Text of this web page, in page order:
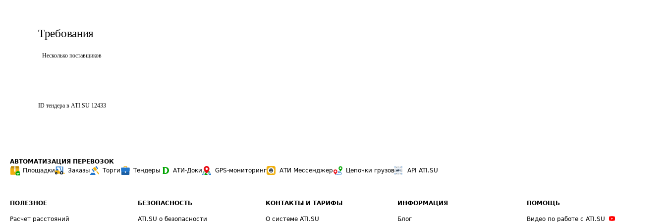
Требования
Несколько поставщиков
ID тендера в ATI.SU 12433
АВТОМАТИЗАЦИЯ ПЕРЕВОЗОК
Площадки
Заказы Торги Тендеры АТИ-Доки GPS-мониторинг АТИ Мессенджер Цепочки грузов API ATI.SU
ПОЛЕЗНОЕ
Расчет расстояний
БЕЗОПАСНОСТЬ
ATI.SU о безопасности
КОНТАКТЫ И ТАРИФЫ
О системе ATI.SU
ИНФОРМАЦИЯ
Блог
ПОМОЩЬ
Видео по работе с ATI.SU